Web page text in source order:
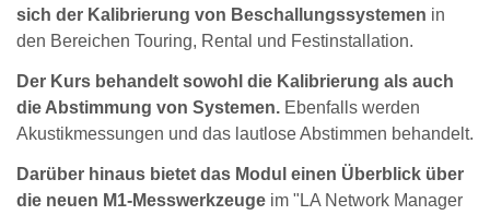
sich der Kalibrierung von Beschallungssystemen in
den Bereichen Touring, Rental und Festinstallation.
Der Kurs behandelt sowohl die Kalibrierung als auch
die Abstimmung von Systemen. Ebenfalls werden
Akustikmessungen und das lautlose Abstimmen behandelt.
Darüber hinaus bietet das Modul einen Überblick über
die neuen M1-Messwerkzeuge im "LA Network Manager